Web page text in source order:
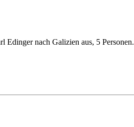
Edinger nach Galizien aus, 5 Personen.